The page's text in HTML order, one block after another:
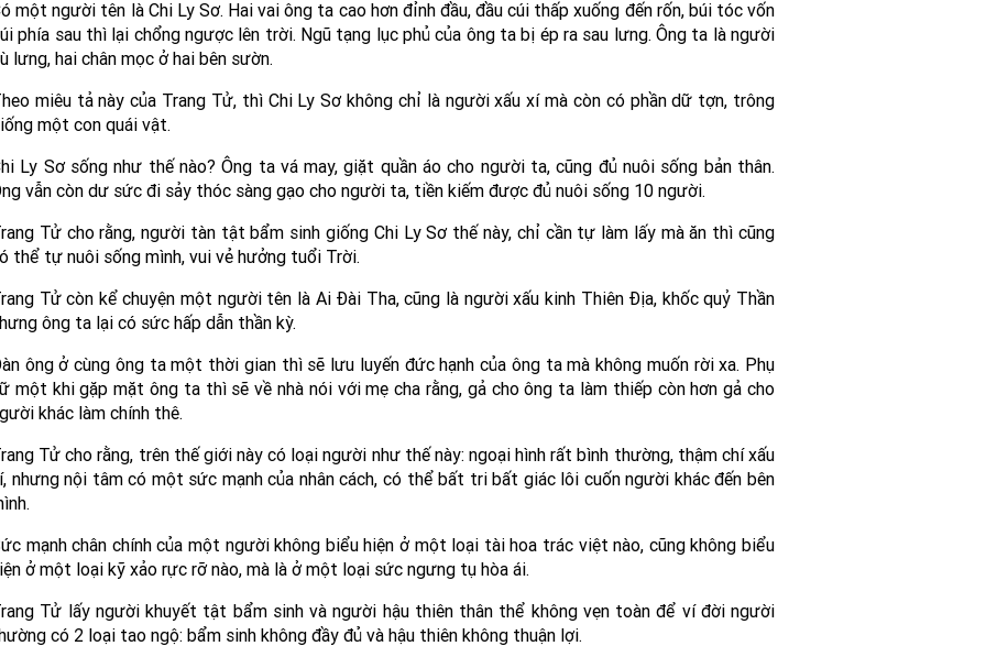
một người tên là Chi Ly Sơ. Hai vai ông ta cao hơn đỉnh đầu, đầu cúi thấp xuống đến rốn, búi tóc vốn
phía sau thì lại chổng ngược lên trời. Ngũ tạng lục phủ của ông ta bị ép ra sau lưng. Ông ta là người
lưng, hai chân mọc ở hai bên sườn.
miêu tả này của Trang Tử, thì Chi Ly Sơ không chỉ là người xấu xí mà còn có phần dữ tợn, trông
một con quái vật.
Ly Sơ sống như thế nào? Ông ta vá may, giặt quần áo cho người ta, cũng đủ nuôi sống bản thân.
vẫn còn dư sức đi sảy thóc sàng gạo cho người ta, tiền kiếm được đủ nuôi sống 10 người.
Tử cho rằng, người tàn tật bẩm sinh giống Chi Ly Sơ thế này, chỉ cần tự làm lấy mà ăn thì cũng
thể tự nuôi sống mình, vui vẻ hưởng tuổi Trời.
Tử còn kể chuyện một người tên là Ai Đài Tha, cũng là người xấu kinh Thiên Địa, khốc quỷ Thần
ông ta lại có sức hấp dẫn thần kỳ.
ông ở cùng ông ta một thời gian thì sẽ lưu luyến đức hạnh của ông ta mà không muốn rời xa. Phụ
một khi gặp mặt ông ta thì sẽ về nhà nói với mẹ cha rằng, gả cho ông ta làm thiếp còn hơn gả cho
khác làm chính thê.
Tử cho rằng, trên thế giới này có loại người như thế này: ngoại hình rất bình thường, thậm chí xấu
nhưng nội tâm có một sức mạnh của nhân cách, có thể bất tri bất giác lôi cuốn người khác đến bên
mạnh chân chính của một người không biểu hiện ở một loại tài hoa trác việt nào, cũng không biểu
ở một loại kỹ xảo rực rỡ nào, mà là ở một loại sức ngưng tụ hòa ái.
Tử lấy người khuyết tật bẩm sinh và người hậu thiên thân thể không vẹn toàn để ví đời người
có 2 loại tao ngộ: bẩm sinh không đầy đủ và hậu thiên không thuận lợi.